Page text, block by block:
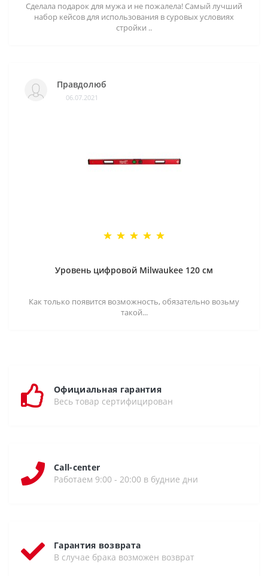
Сделала подарок для мужа и не пожалела! Самый лучший
набор кейсов для использования в суровых условиях
стройки ..
Правдолюб
06.07.2021
Уровень цифровой Milwaukee 120 см
Как только появится возможность, обязательно возьму
такой...
Официальная гарантия
Весь товар сертифицирован
Call-center
Работаем 9:00 - 20:00 в будние дни
Гарантия возврата
В случае брака возможен возврат